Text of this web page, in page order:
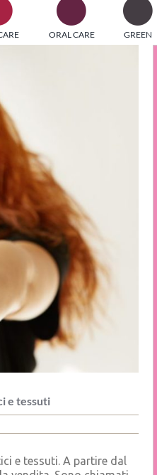
comunicazione
Turbo, in
strumenti di
food,
ORAL CARE GREEN
e tessuti
e tessuti. A partire dal